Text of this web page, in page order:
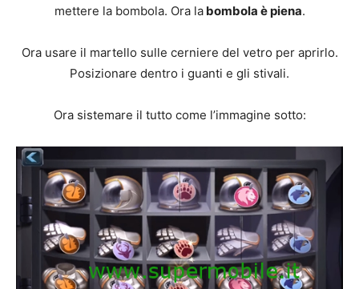
mettere la bombola. Ora labombola è piena.
Ora usare il martello sulle cerniere del vetro per aprirlo.
Posizionare dentro i guanti e gli stivali.
Ora sistemare il tutto come l’immagine sotto: